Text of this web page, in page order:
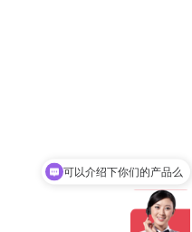
可以介绍下你们的产品么